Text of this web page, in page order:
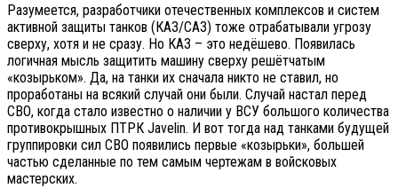
Разумеется, разработчики отечественных комплексов и систем
активной защиты танков (КАЗ/САЗ) тоже отрабатывали угрозу
сверху, хотя и не сразу. Но КАЗ – это недёшево. Появилась
логичная мысль защитить машину сверху решётчатым
«козырьком». Да, на танки их сначала никто не ставил, но
проработаны на всякий случай они были. Случай настал перед
СВО, когда стало известно о наличии у ВСУ большого количества
противокрышных ПТРК Javelin. И вот тогда над танками будущей
группировки сил СВО появились первые «козырьки», большей
частью сделанные по тем самым чертежам в войсковых
мастерских.